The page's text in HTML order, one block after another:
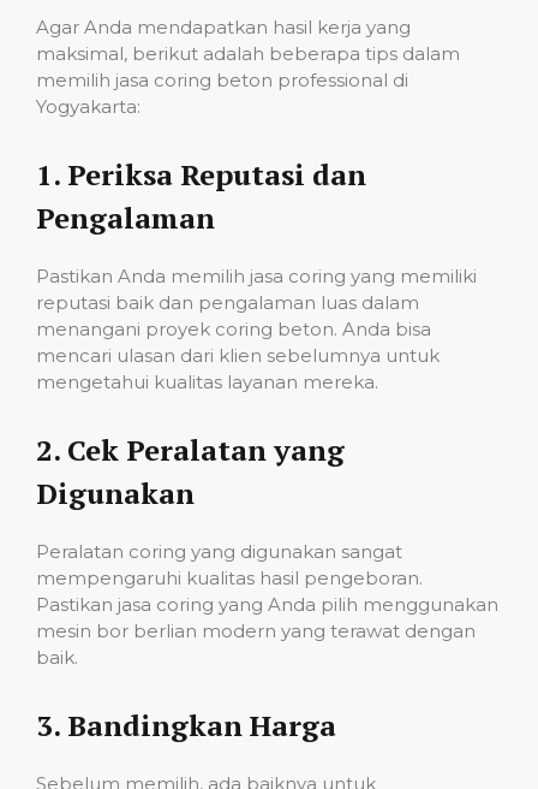
Agar Anda mendapatkan hasil kerja yang
maksimal, berikut adalah beberapa tips dalam
memilih jasa coring beton professional di
Yogyakarta:
1. Periksa Reputasi dan
Pengalaman
Pastikan Anda memilih jasa coring yang memiliki
reputasi baik dan pengalaman luas dalam
menangani proyek coring beton. Anda bisa
mencari ulasan dari klien sebelumnya untuk
mengetahui kualitas layanan mereka.
2. Cek Peralatan yang
Digunakan
Peralatan coring yang digunakan sangat
mempengaruhi kualitas hasil pengeboran.
Pastikan jasa coring yang Anda pilih menggunakan
mesin bor berlian modern yang terawat dengan
baik.
3. Bandingkan Harga
Sebelum memilih, ada baiknya untuk